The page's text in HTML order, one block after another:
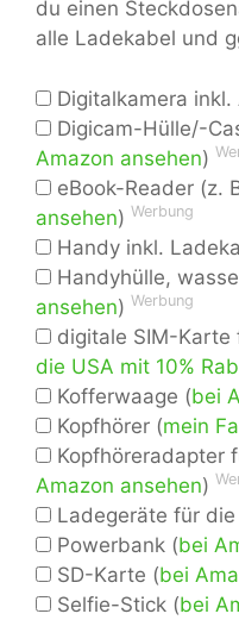
du einen
alle Ladekabel und
Digitalkamera
Digicam-Hülle/-
Amazon ansehen)
eBook-Reader (z.
ansehen) Werbung
Handy inkl.
Handyhülle,
ansehen) Werbung
digitale SIM-Karte
die USA mit 10%
Kofferwaage (bei
Kopfhörer (mein
Kopfhöreradapter
Amazon ansehen)
Ladegeräte für
Powerbank (bei
SD-Karte (bei
Selfie-Stick (bei